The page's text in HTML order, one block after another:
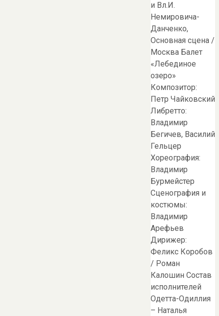
и Вл.И.
Немировича-
Данченко,
Основная сцена /
Москва Балет
«Лебединое
озеро»
Композитор:
Петр Чайковский
Либретто:
Владимир
Бегичев, Василий
Гельцер
Хореография:
Владимир
Бурмейстер
Сценография и
костюмы:
Владимир
Арефьев
Дирижер:
Феликс Коробов
/ Роман
Калошин Состав
исполнителей
Одетта-Одиллия
– Наталья